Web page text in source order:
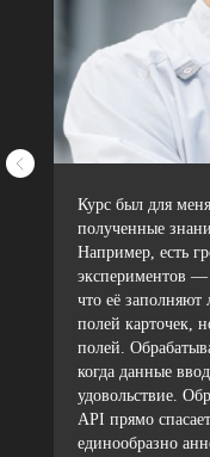
Курс был для
полученные
Например, есть
экспериментов
что её
полей карточек,
полей.
когда данные
удовольствие.
API прямо
единообразно